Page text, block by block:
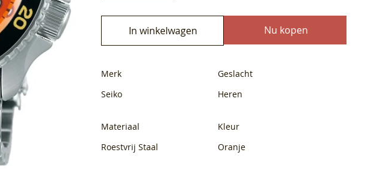
In winkelwagen Nu kopen
Merk
Seiko
Geslacht
Heren
Materiaal
Roestvrij Staal
Kleur
Oranje